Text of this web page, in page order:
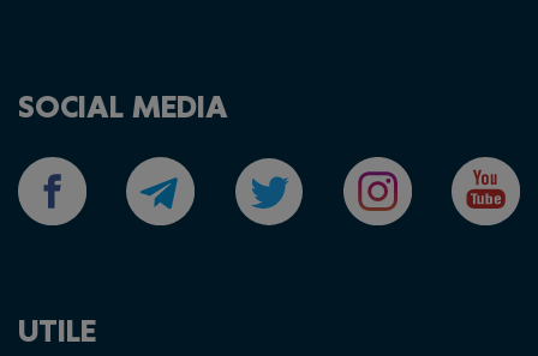
SOCIAL MEDIA
UTILE